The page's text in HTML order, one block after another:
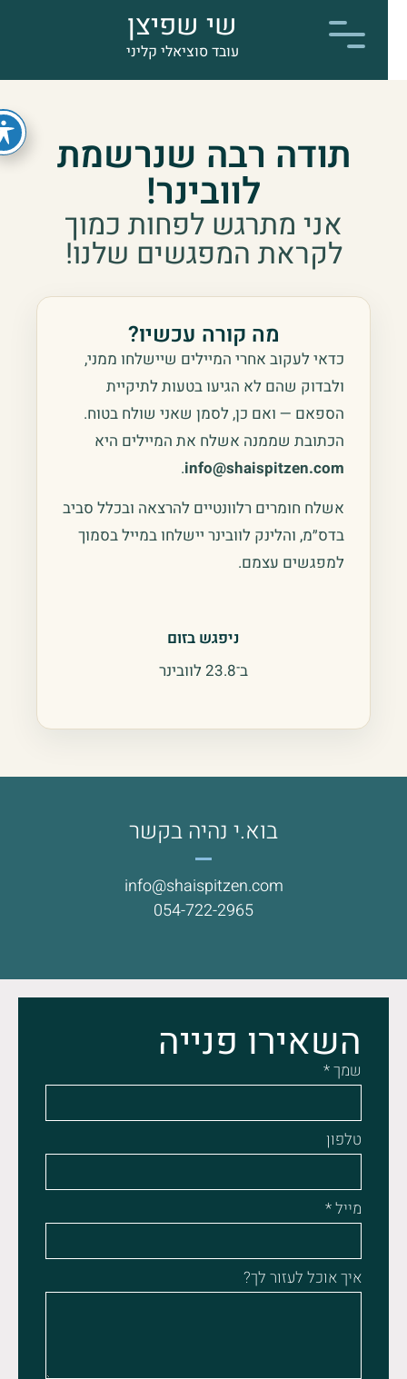
שי שפיצן
עובד סוציאלי קליני
תודה רבה שנרשמת
לוובינר!
אני מתרגש לפחות כמוך
לקראת המפגשים שלנו!
מה קורה עכשיו?
כדאי לעקוב אחרי המיילים שיישלחו ממני,
ולבדוק שהם לא הגיעו בטעות לתיקיית
הספאם — ואם כן, לסמן שאני שולח בטוח.
הכתובת שממנה אשלח את המיילים היא
info@shaispitzen.com
.
אשלח חומרים רלוונטיים להרצאה ובכלל סביב
בדס״מ, והלינק לוובינר יישלחו במייל בסמוך
למפגשים עצמם.
ניפגש בזום
בוא.י נהיה בקשר
info@shaispitzen.com
054-722-2965
השאירו פנייה
שמך *
טלפון
מייל *
איך אוכל לעזור לך?